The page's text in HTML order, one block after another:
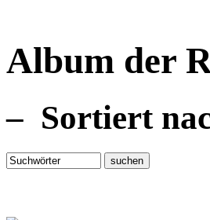
Album der
– Sortiert